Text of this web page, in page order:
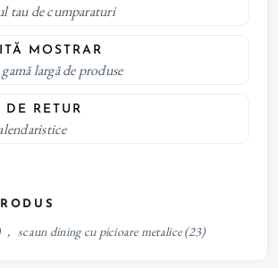
tau de cumparaturi
MOSTRAR
largă de produse
DE RETUR
, scaun dining cu picioare metalice (23)